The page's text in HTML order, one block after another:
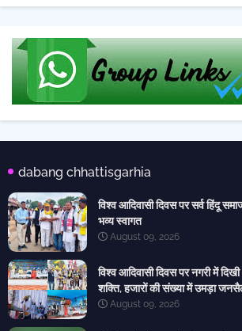
dabang chhattisgarhia
विश्व आदिवासी दिवस पर सर्व हिंदू
भव्य स्वागत
August 09, 2026
विश्व आदिवासी दिवस पर नगरी में
शक्ति, हजारों की संख्या में उमड़ा
August 09, 2026